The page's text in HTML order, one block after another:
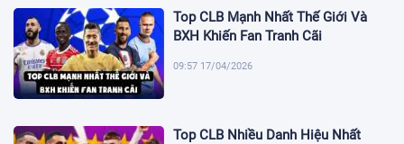
Top CLB Mạnh Nhất Thế Giới Và
BXH Khiến Fan Tranh Cãi
09:57 17/04/2026
Top CLB Nhiều Danh Hiệu Nhất